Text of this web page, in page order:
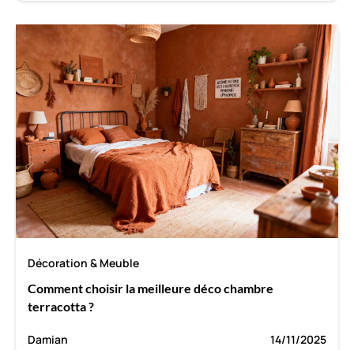
Décoration & Meuble
Comment choisir la meilleure déco chambre
terracotta ?
Damian 14/11/2025